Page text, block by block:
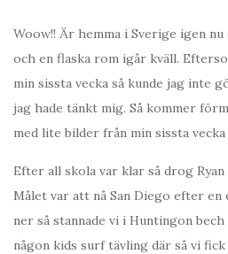
Woow!! Är hemma i Sverige igen
och en flaska rom igår kväll.
min sissta vecka så kunde jag inte
jag hade tänkt mig. Så kommer
med lite bilder från min sissta vecka
Efter all skola var klar så drog
Målet var att nå San Diego efter en
ner så stannade vi i Huntingon
någon kids surf tävling där så vi